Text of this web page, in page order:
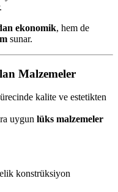
ekonomik, hem de
sunar.
Malzemeler
kalite ve estetikten
uygun lüks malzemeler
konstrüksiyon